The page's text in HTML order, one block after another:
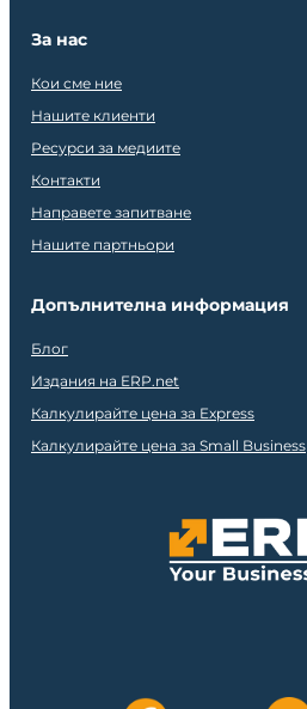
За нас
Кои сме ние
Нашите клиенти
Ресурси за медиите
Контакти
Направете запитване
Нашите партньори
Допълнителна информация
Блог
Издания на ERP.net
Калкулирайте цена за Express
Калкулирайте цена за Small Business